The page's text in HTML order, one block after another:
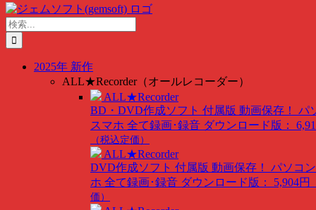
Skip
to
content
検
索
…
2025年 新作
ALL★Recorder（オールレコーダー）
ALL★Recorder
BD・DVD作成ソフト 付属版 動画保存！ パ
スマホ 全て録画･録音 ダウンロード版：
（税込定価）
ALL★Recorder
DVD作成ソフト 付属版 動画保存！ パソコ
ホ 全て録画･録音 ダウンロード版： 5,904円
価）